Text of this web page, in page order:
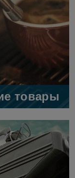
товары